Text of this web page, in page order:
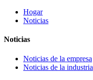
Hogar
Noticias
Noticias
Noticias de la empresa
Noticias de la industria